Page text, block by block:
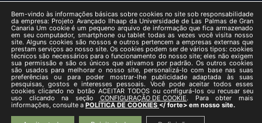
ISLANDAP ADVANCED 2021 -
Aviso legal
/
Política de privacidade
/
Política de cookies
Bem-vindo às informações básicas sobre cookies no site sob responsabilidade
da empresa: Projeto Avançado Ilhaap da Universidade de Las Palmas de Gran
Canaria Um cookie é um pequeno arquivo de informação que fica armazenado
em seu computador, smartphone ou tablet todas as vezes você visita nosso
site. Alguns cookies são nossos e outros pertencem a empresas externas que
prestam serviços ao nosso site. Os cookies podem ser de vários tipos: cookies
técnicos são necessários para o funcionamento do nosso site; eles não exigem
sua permissão e são os únicos que ativamos por padrão. Os outros cookies
são usados ​​para melhorar o nosso site, personalizá-lo com base nas suas
preferências ou para poder mostrar-lhe publicidade adaptada às suas
pesquisas, gostos e interesses pessoais. Você pode aceitar todos esses
cookies clicando no botão ACEITAR TODOS ou configurá-los ou recusar seu
uso clicando na seçãoCONFIGURAÇÃO DE COOKIE. Para obter mais
informações, consulte a POLÍTICA DE COOKIES </ forte> em nosso site.